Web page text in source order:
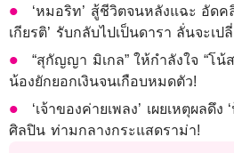
‘หมอริท’ สู้ชีวิตจนหลังแฉะ อัด
เกียรติ’ รับกลับไปเป็นดารา ลั่นจะเป
“สุกัญญา มิเกล” ให้กำลังใจ “โน้
น้องยักยอกเงินจนเกือบหมดตัว!
‘เจ้าของค่ายเพลง’ เผยเหตุผลดึง
ศิลปิน ท่ามกลางกระแสดราม่า!